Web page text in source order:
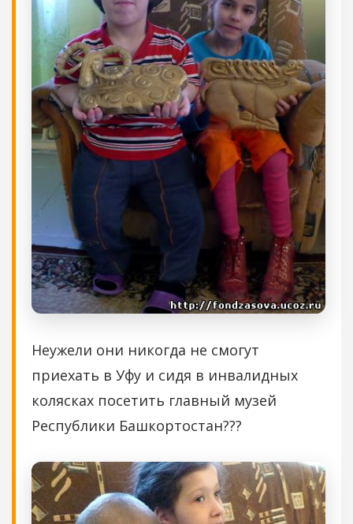
Неужели они никогда не смогут
приехать в Уфу и сидя в инвалидных
колясках посетить главный музей
Республики Башкортостан???